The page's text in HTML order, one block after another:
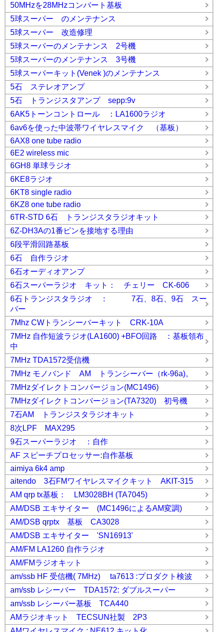
50MHzを28MHzコンバート基板
5球スーパー のメンテナンス
5球スーパー 改造修理
5球スーパーのメンテナンス 2号機
5球スーパーのメンテナンス 3号機
5球スーパーキット(Venek )のメンテナンス
5石 ステレオアンプ
5石 トランジスタアンプ sepp:9v
6AK5トーンコントロール ：LA1600ラジオ
6av6を使った中波帯ワイヤレスマイク （基板）
6AX8 one tube radio
6E2 wireless mic
6GH8 単球ラジオ
6KE8ラジオ
6KT8 single radio
6KZ8 one tube radio
6TR-STD 6石 トランジスタラジオキット
6Z-DH3Aの1番ピンを接地する理由
6段平滑回路基板
6石 自作ラジオ
6石オーディオアンプ
6石スーパーラジオ キット： チェリー CK-606
6石トランジスタラジオ ： 7石、8石、9石 スー
パー
7Mhz CWトランシーバーキット CRK-10A
7MHz 自作短波ラジオ(LA1600) +BFO回路 ：基板領布
中
7MHz TDA1572受信機
7MHz モノバンド AM トランシーバー（rk-96a)。
7MHzダイレクトコンバージョン(MC1496)
7MHzダイレクトコンバージョン(TA7320) 初号機
7石AM トランジスタラジオキット
8次LPF MAX295
9石スーパーラジオ ：自作
AF スピーチプロセッサー:自作基板
aimiya 6k4 amp
aitendo 3石FMワイヤレスマイクキット AKIT-315
AM qrp tx基板： LM3028BH (TA7045)
AM/DSB エキサイター (MC1496によるAM変調)
AM/DSB qrptx 基板 CA3028
AM/DSB エキサイター 'SN16913'
AM/FM LA1260 自作ラジオ
AM/FMラジオキット
am/ssb HF 受信機( 7MHz) ta7613 :プロダクト検波
am/ssb レシーバー TDA1572: ダブルスーパー
am/ssb レシーバー基板 TCA440
AMラジオキット TECSUN社製 2P3